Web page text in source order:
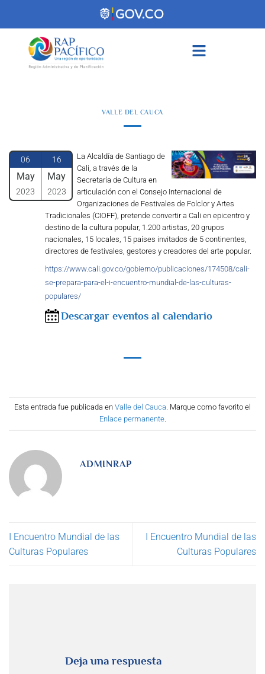
VALLE DEL CAUCA
06
May
2023
16
May
2023
La Alcaldía de Santiago de
Cali, a través de la
Secretaría de Cultura en
articulación con el Consejo Internacional de
Organizaciones de Festivales de Folclor y Artes
Tradicionales (CIOFF), pretende convertir a Cali en epicentro y
destino de la cultura popular, 1.200 artistas, 20 grupos
nacionales, 15 locales, 15 países invitados de 5 continentes,
directores de festivales, gestores y creadores del arte popular.
https://www.cali.gov.co/gobierno/publicaciones/174508/cali-
se-prepara-para-el-i-encuentro-mundial-de-las-culturas-
populares/
Descargar eventos al calendario
Esta entrada fue publicada en Valle del Cauca. Marque como favorito el
Enlace permanente.
ADMINRAP
I Encuentro Mundial de las
Culturas Populares
I Encuentro Mundial de las
Culturas Populares
Deja una respuesta